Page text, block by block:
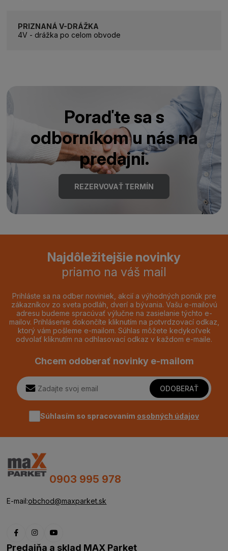
PRIZNANÁ V-DRÁŽKA
4V - drážka po celom obvode
Poraďte sa s
odborníkom u nás na
predajni.
REZERVOVAŤ TERMÍN
Najdôležitejšie novinky
priamo na váš mail
Prihláste sa na odber noviniek, akcií a výhodných ponúk pre
zákazníkov zo sveta podláh, dverí a bývania. Vašu e-mailovú
adresu budeme spracúvať výlučne na zasielanie týchto e-
mailov. Prihlásenie dokončíte kliknutím na potvrdzovací odkaz,
ktorý vám pošleme e-mailom. Súhlas môžete kedykoľvek
odvolať kliknutím na odhlasovací odkaz v každom e-maile.
Chcem odoberať novinky e-mailom
ODOBERAŤ
Súhlasím so spracovaním osobných údajov
0903 995 978
E-mail:obchod@maxparket.sk
Predajňa a sklad MAX Parket